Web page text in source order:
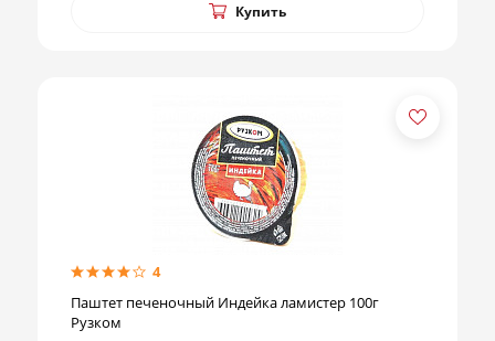
Купить
4
Паштет печеночный Индейка ламистер 100г
Рузком